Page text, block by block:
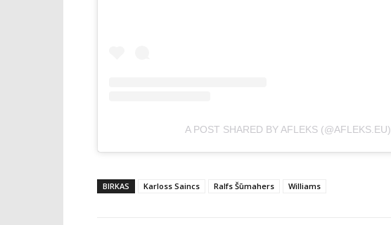
A POST SHARED BY AFLEKS (@AFLEKS.EU)
BIRKAS Karloss Saincs Ralfs Šūmahers Williams